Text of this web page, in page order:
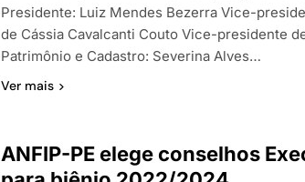
Presidente: Luiz Mendes Bezerra Vice-
de Cássia Cavalcanti Couto Vice-presidente
Patrimônio e Cadastro: Severina Alves…
Ver mais
ANFIP-PE elege conselhos